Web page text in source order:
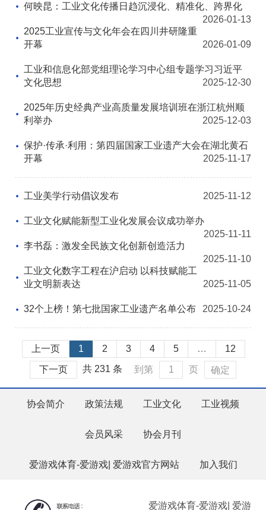
何映昆：工业文化传播日趋沉浸化、精准化、跨界化
2026-01-13
2025工业宣传与文化年会在四川井研隆重
开幕
2026-01-09
工业和信息化部党组理论学习中心组专题学习习近平
文化思想
2025-12-30
2025年历史经典产业高质量发展培训班在浙江杭州顺
利举办
2025-12-03
保护·传承·利用：第四届国家工业遗产大会在湖北黄石
开幕
2025-11-17
工业美学行动倡议发布 2025-11-12
工业文化赋能新型工业化发展会议成功举办
2025-11-11
李书磊：激发全民族文化创新创造活力
2025-11-10
工业文化数字工程在沪启动 以科技赋能工
业文明新表达
2025-11-05
32个上榜！第七批国家工业遗产名单公布 2025-10-24
上一页 1 2 3 4 5 … 12
下一页 共 231 条 到第 页 确定
协会简介 政策法规 工业文化 工业视频
会员风采 协会月刊
爱游戏体育-爱游戏| 爱游戏官方网站 加入我们
爱游戏体育-爱游戏| 爱游